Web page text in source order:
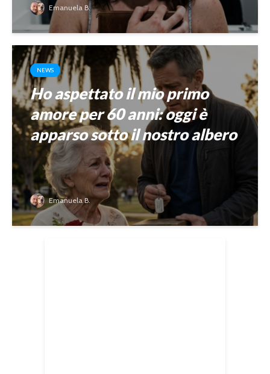
Emanuela B.
NEWS
Ho aspettato il mio primo
amore per 60 anni: oggi è
apparso sotto il nostro albero
Emanuela B.